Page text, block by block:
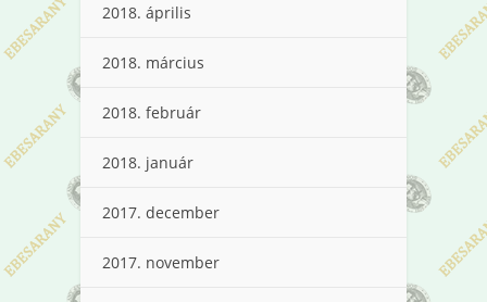
2018. április
2018. március
2018. február
2018. január
2017. december
2017. november